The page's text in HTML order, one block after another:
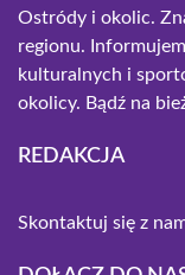
Ostródy i okolic.
regionu.
kulturalnych i
okolicy. Bądź na
REDAKCJA
Skontaktuj się z